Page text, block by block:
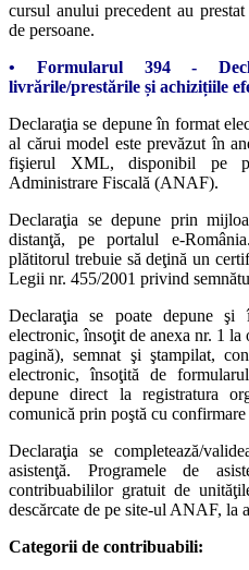
cursul anului precedent au
de persoane.
• Formularul 394 -
livrările/prestările și achizițiile
Declaraţia se depune în format
al cărui model este prevăzut în
fişierul XML, disponibil pe
Administrare Fiscală (ANAF).
Declaraţia se depune prin
distanţă, pe portalul e-
plătitorul trebuie să deţină un
Legii nr. 455/2001 privind
Declaraţia se poate depune
electronic, însoţit de anexa nr. 1
pagină), semnat şi ştampilat,
electronic, însoţită de
depune direct la registratura
comunică prin poştă cu
Declaraţia se completează/
asistenţă. Programele de
contribuabililor gratuit de
descărcate de pe site-ul ANAF, la
Categorii de contribuabili: